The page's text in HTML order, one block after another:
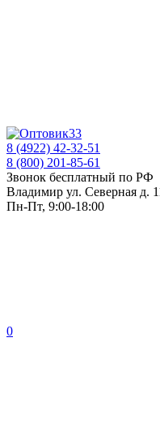
8 (4922) 42-32-51
8 (800) 201-85-61
Звонок бесплатный по РФ
Владимир ул. Северная д.
Пн-Пт, 9:00-18:00
0